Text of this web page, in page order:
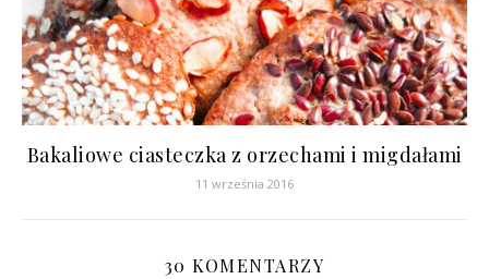
Bakaliowe ciasteczka z orzechami i migdałami
11 września 2016
30 KOMENTARZY